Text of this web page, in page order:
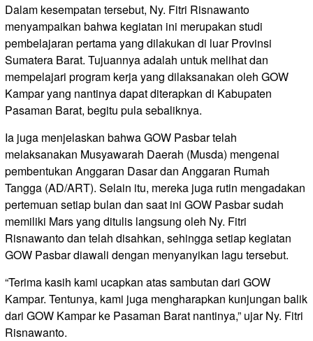
Dalam kesempatan tersebut, Ny. Fitri Risnawanto
menyampaikan bahwa kegiatan ini merupakan studi
pembelajaran pertama yang dilakukan di luar Provinsi
Sumatera Barat. Tujuannya adalah untuk melihat dan
mempelajari program kerja yang dilaksanakan oleh GOW
Kampar yang nantinya dapat diterapkan di Kabupaten
Pasaman Barat, begitu pula sebaliknya.
Ia juga menjelaskan bahwa GOW Pasbar telah
melaksanakan Musyawarah Daerah (Musda) mengenai
pembentukan Anggaran Dasar dan Anggaran Rumah
Tangga (AD/ART). Selain itu, mereka juga rutin mengadakan
pertemuan setiap bulan dan saat ini GOW Pasbar sudah
memiliki Mars yang ditulis langsung oleh Ny. Fitri
Risnawanto dan telah disahkan, sehingga setiap kegiatan
GOW Pasbar diawali dengan menyanyikan lagu tersebut.
“Terima kasih kami ucapkan atas sambutan dari GOW
Kampar. Tentunya, kami juga mengharapkan kunjungan balik
dari GOW Kampar ke Pasaman Barat nantinya,” ujar Ny. Fitri
Risnawanto.